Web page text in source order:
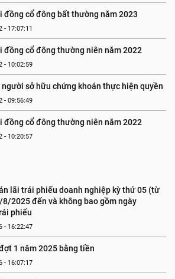
đồng cổ đông bất thường năm 2023
- 17:07:11
đồng cổ đông thường niên năm 2022
- 10:02:59
người sở hữu chứng khoán thực hiện quyền
- 09:56:49
đồng cổ đông thường niên năm 2022
- 10:20:57
lãi trái phiếu doanh nghiệp kỳ thứ 05 (từ
2025 đến và không bao gồm ngày
phiếu
- 16:22:47
1 năm 2025 bằng tiền
- 16:07:17